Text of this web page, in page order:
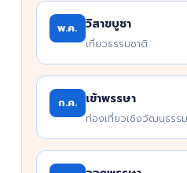
พ.ค. วิสาขบูชา
เที่ยวธรรมชาติ
ก.ค. เข้าพรรษา
ท่องเที่ยวเชิงวัฒนธรรม